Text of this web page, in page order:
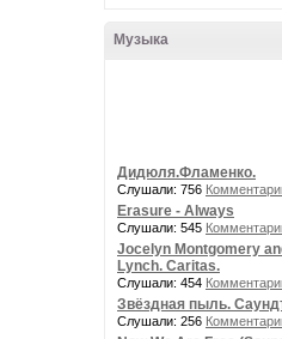
Музыка
Дидюля.Фламенко.
Слушали: 756
Erasure - Always
Слушали: 545
Jocelyn Montgomery
Lynch. Caritas.
Слушали: 454
Звёздная пыль.
Слушали: 256